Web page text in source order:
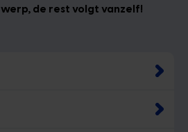
de rest volgt vanzelf!